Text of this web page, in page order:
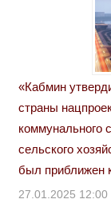
«Кабмин
страны
коммунального
сельского
был приближен
27.01.2025 12:00